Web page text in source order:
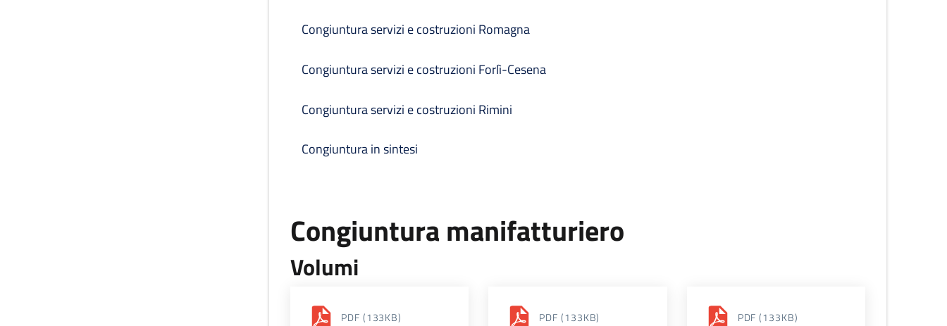
Congiuntura servizi e costruzioni Romagna
Congiuntura servizi e costruzioni Forlì-Cesena
Congiuntura servizi e costruzioni Rimini
Congiuntura in sintesi
Congiuntura manifatturiero
Volumi
PDF (133KB) PDF (133KB) PDF (133KB)